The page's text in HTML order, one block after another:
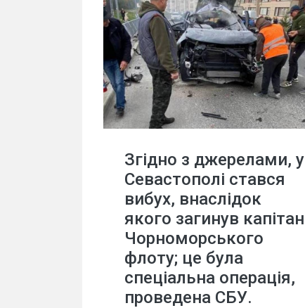
Згідно з джерелами, у
Севастополі стався
вибух, внаслідок
якого загинув капітан
Чорноморського
флоту; це була
спеціальна операція,
проведена СБУ.